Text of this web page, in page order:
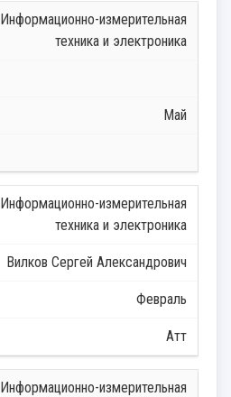
Информационно-измерительная
техника и электроника
Май
Информационно-измерительная
техника и электроника
Вилков Сергей Александрович
Февраль
Атт
Информационно-измерительная